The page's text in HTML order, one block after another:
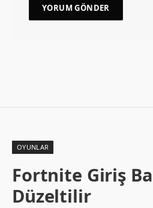
OYUNLAR
Fortnite Giriş
Düzeltilir